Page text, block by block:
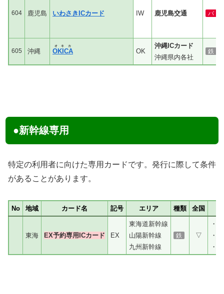
604 鹿児島 いわさきICカード IW 鹿児島交通 バ
605 沖縄 OKICA
オキカ
OK
沖縄ICカード
沖縄県内各社
鉄
●新幹線専用
特定の利用者に向けた専用カードです。発行に際して条件
があることがあります。
No 地域 カード名 記号 エリア 種類 全国
東海 EX予約専用ICカード EX
東海道新幹線
山陽新幹線
九州新幹線
鉄 ▽
・
・
・